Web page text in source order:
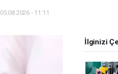
- 11:11
İlginizi